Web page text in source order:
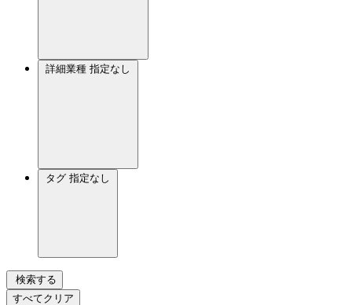
詳細業種 指定なし
タグ 指定なし
検索する
すべてクリア